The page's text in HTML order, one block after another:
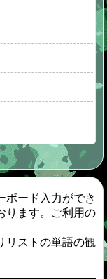
ボード入力ができ
ります。ご利用の
リストの単語の観